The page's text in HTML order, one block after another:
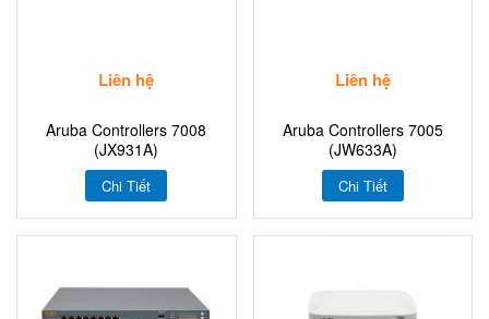
Liên hệ
Aruba Controllers 7008
(JX931A)
Chi Tiết
Liên hệ
Aruba Controllers 7005
(JW633A)
Chi Tiết